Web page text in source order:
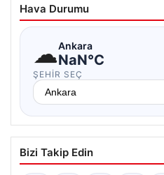
Hava Durumu
☁Ankara
NaN°C
ŞEHIR SEÇ
Bizi Takip Edin